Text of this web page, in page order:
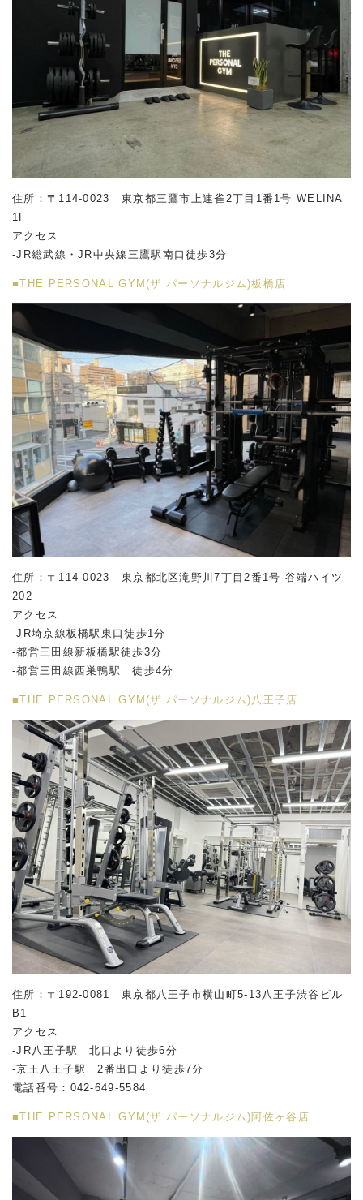
住所：〒114-0023 東京都三鷹市上連雀2丁目1番1号 WELINA
1F
アクセス
-JR総武線・JR中央線三鷹駅南口徒歩3分
■THE PERSONAL GYM(ザ パーソナルジム)板橋店
住所：〒114-0023 東京都北区滝野川7丁目2番1号 谷端ハイツ
202
アクセス
-JR埼京線板橋駅東口徒歩1分
-都営三田線新板橋駅徒歩3分
-都営三田線西巣鴨駅 徒歩4分
■THE PERSONAL GYM(ザ パーソナルジム)八王子店
住所：〒192-0081 東京都八王子市横山町5-13八王子渋谷ビル
B1
アクセス
-JR八王子駅 北口より徒歩6分
-京王八王子駅 2番出口より徒歩7分
電話番号：042-649-5584
■THE PERSONAL GYM(ザ パーソナルジム)阿佐ヶ谷店